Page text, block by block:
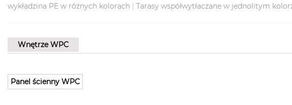
wykładzina PE w różnych kolorach | Tarasy współwytłaczane w jednolitym
Wnętrze WPC
Panel ścienny WPC